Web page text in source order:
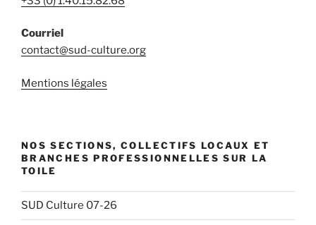
Courriel
contact@sud-culture.org
Mentions légales
NOS SECTIONS, COLLECTIFS LOCAUX ET
BRANCHES PROFESSIONNELLES SUR LA
TOILE
SUD Culture 07-26